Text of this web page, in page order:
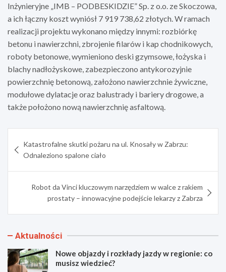
Inżynieryjne „IMB – PODBESKIDZIE” Sp. z o.o. ze Skoczowa,
a ich łączny koszt wyniósł 7 919 738,62 złotych. W ramach
realizacji projektu wykonano między innymi: rozbiórkę
betonu i nawierzchni, zbrojenie filarów i kap chodnikowych,
roboty betonowe, wymieniono deski gzymsowe, łożyska i
blachy nadłożyskowe, zabezpieczono antykorozyjnie
powierzchnię betonową, założono nawierzchnie żywiczne,
modułowe dylatacje oraz balustrady i bariery drogowe, a
także położono nową nawierzchnię asfaltową.
wpisu
Katastrofalne skutki pożaru na ul. Knosały w Zabrzu:
Odnaleziono spalone ciało
Robot da Vinci kluczowym narzędziem w walce z rakiem
prostaty – innowacyjne podejście lekarzy z Zabrza
Aktualności
Nowe objazdy i rozkłady jazdy w regionie: co
musisz wiedzieć?